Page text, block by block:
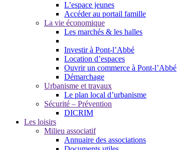
L’espace jeunes
Accéder au portail famille
La vie économique
Les marchés & les halles
Investir à Pont-l’Abbé
Location d’espaces
Ouvrir un commerce à Pont-l’Abbé
Démarchage
Urbanisme et travaux
Le plan local d’urbanisme
Sécurité – Prévention
DICRIM
Les loisirs
Milieu associatif
Annuaire des associations